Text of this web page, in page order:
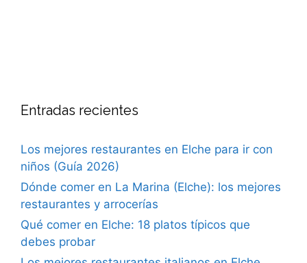
Entradas recientes
Los mejores restaurantes en Elche para ir con
niños (Guía 2026)
Dónde comer en La Marina (Elche): los mejores
restaurantes y arrocerías
Qué comer en Elche: 18 platos típicos que
debes probar